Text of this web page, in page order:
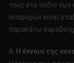
τους στο πεδίο των
αναφορών είναι
παρακάτω
Α.
Η έννοια της